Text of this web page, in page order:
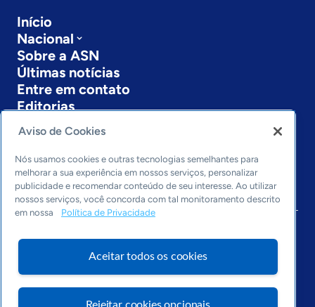
Início
Nacional
Sobre a ASN
Últimas notícias
Entre em contato
Editorias
Economia & Política
Inovação & Tecnologia
Cultura empreendedora
Dados
Arquivo
Aviso de Cookies
Nós usamos cookies e outras tecnologias semelhantes para
melhorar a sua experiência em nossos serviços, personalizar
publicidade e recomendar conteúdo de seu interesse. Ao utilizar
nossos serviços, você concorda com tal monitoramento descrito
em nossa
Política de Privacidade
Aceitar todos os cookies